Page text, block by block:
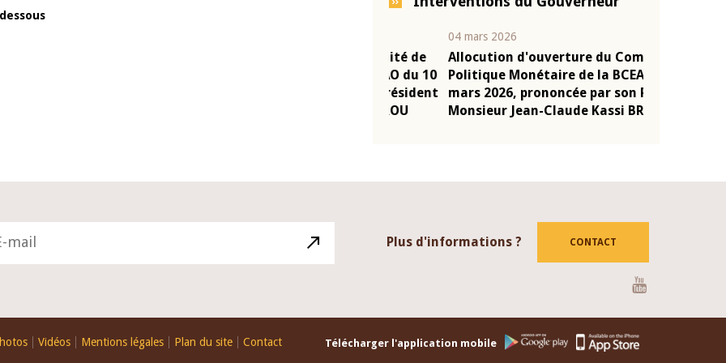
04 mars 2026
Allocution d'ouverture du Comité de
Politique Monétaire de la BCEAO du 4
mars 2026, prononcée par son Président
Monsieur Jean-Claude Kassi BROU
Plus d'informations ? CONTACT
Vidéos Mentions légales Plan du site Contact Télécharger l'application mobile